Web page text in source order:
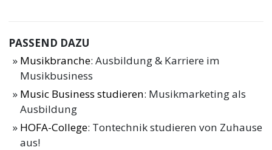
PASSEND DAZU
Musikbranche: Ausbildung & Karriere im
Musikbusiness
Music Business studieren: Musikmarketing als
Ausbildung
HOFA-College: Tontechnik studieren von Zuhause
aus!